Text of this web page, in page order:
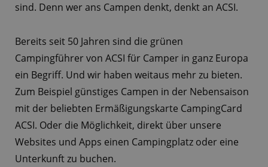
sind. Denn wer ans Campen denkt, denkt an ACSI.
Bereits seit 50 Jahren sind die grünen
Campingführer von ACSI für Camper in ganz Europa
ein Begriff. Und wir haben weitaus mehr zu bieten.
Zum Beispiel günstiges Campen in der Nebensaison
mit der beliebten Ermäßigungskarte CampingCard
ACSI. Oder die Möglichkeit, direkt über unsere
Websites und Apps einen Campingplatz oder eine
Unterkunft zu buchen.